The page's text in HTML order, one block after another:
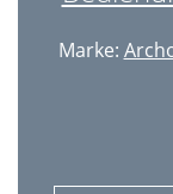
Marke: